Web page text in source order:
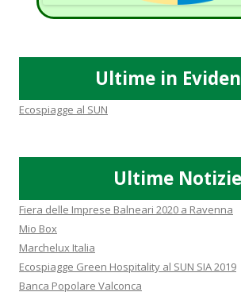
Ultime in
Ecospiagge al SUN
Ultime Notizie
Fiera delle Imprese Balneari 2020 a Ravenna
Mio Box
Marchelux Italia
Ecospiagge Green Hospitality al SUN SIA 2019
Banca Popolare Valconca